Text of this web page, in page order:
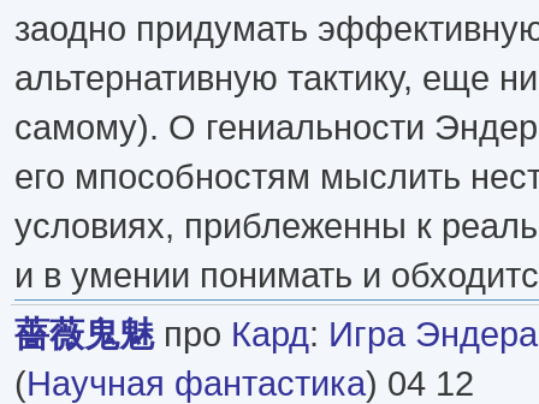
заодно придумать
альтернативную тактику, еще
самому). О гениальности
его мпособностям мыслить
условиях, приблеженны к
и в умении понимать и
薔薇鬼魅про Кард: Игра
(Научная фантастика) 04 12